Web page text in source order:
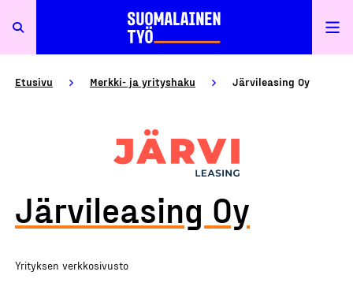
Etusivu Merkki- ja yrityshaku Järvileasing Oy
Järvileasing Oy
Yrityksen verkkosivusto